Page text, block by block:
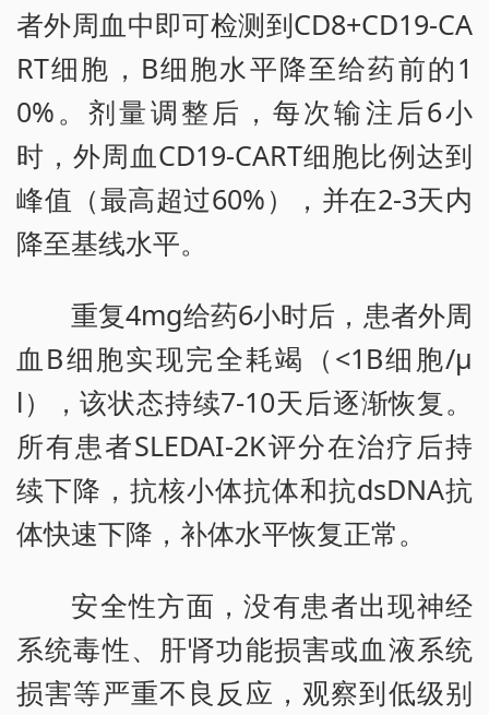
者外周血中即可检测到CD8+CD19-CA
RT细胞，B细胞水平降至给药前的1
0%。剂量调整后，每次输注后6小
时，外周血CD19-CART细胞比例达到
峰值（最高超过60%），并在2-3天内
降至基线水平。
重复4mg给药6小时后，患者外周
血B细胞实现完全耗竭（<1B细胞/μ
l），该状态持续7-10天后逐渐恢复。
所有患者SLEDAI-2K评分在治疗后持
续下降，抗核小体抗体和抗dsDNA抗
体快速下降，补体水平恢复正常。
安全性方面，没有患者出现神经
系统毒性、肝肾功能损害或血液系统
损害等严重不良反应，观察到低级别